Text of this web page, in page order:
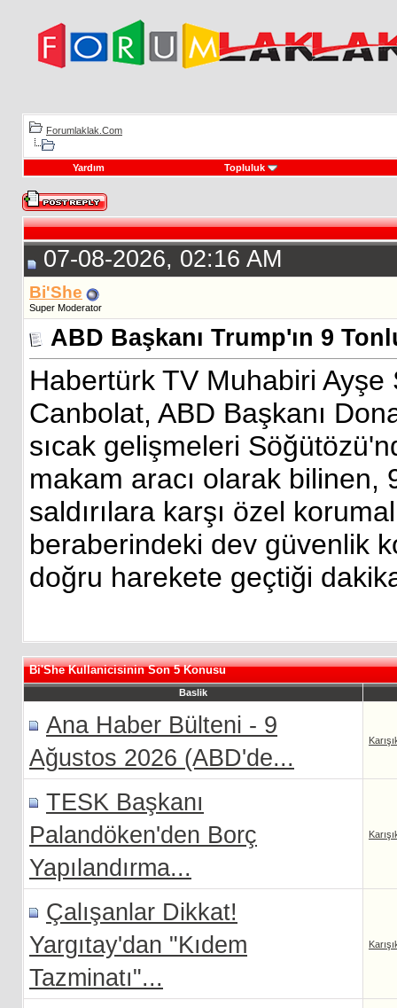
Forumlaklak.Com
Yardım Topluluk
07-08-2026, 02:16 AM
Bi'She
Super Moderator
ABD Başkanı Trump'ın 9
Habertürk TV Muhabiri
Canbolat, ABD Başkanı
sıcak gelişmeleri
makam aracı olarak bilinen,
saldırılara karşı özel
beraberindeki dev güvenlik
doğru harekete geçtiği
Bi'She Kullanicisinin Son 5 Konusu
Baslik
Ana Haber Bülteni - 9
Ağustos 2026 (ABD'de...
TESK Başkanı
Palandöken'den Borç
Yapılandırma...
Çalışanlar Dikkat!
Yargıtay'dan "Kıdem
Tazminatı"...